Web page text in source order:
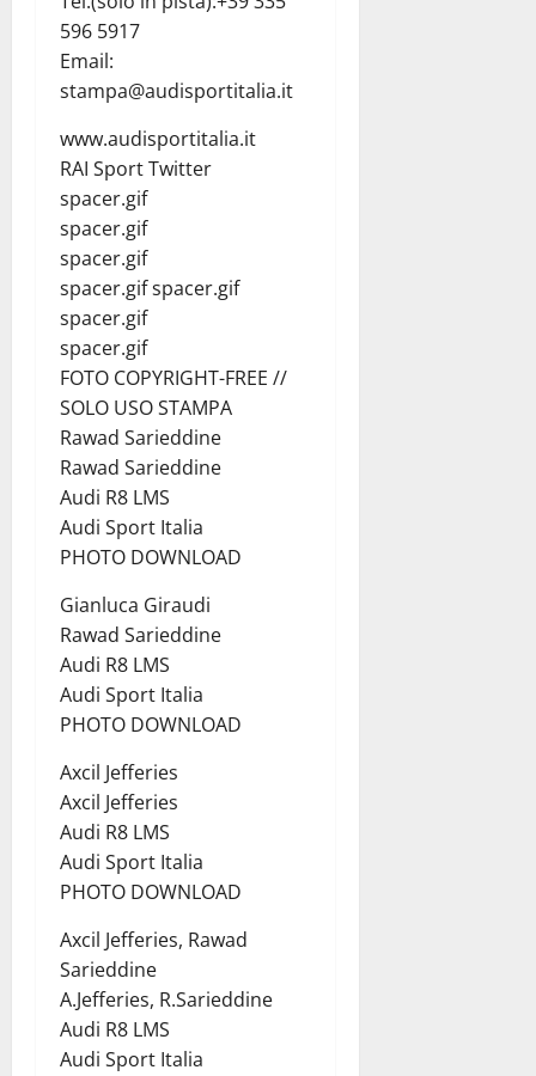
596 5917
Email:
stampa@audisportitalia.it
www.audisportitalia.it
RAI Sport Twitter
spacer.gif
spacer.gif
spacer.gif
spacer.gif spacer.gif
spacer.gif
spacer.gif
FOTO COPYRIGHT-FREE //
SOLO USO STAMPA
Rawad Sarieddine
Rawad Sarieddine
Audi R8 LMS
Audi Sport Italia
PHOTO DOWNLOAD
Gianluca Giraudi
Rawad Sarieddine
Audi R8 LMS
Audi Sport Italia
PHOTO DOWNLOAD
Axcil Jefferies
Axcil Jefferies
Audi R8 LMS
Audi Sport Italia
PHOTO DOWNLOAD
Axcil Jefferies, Rawad
Sarieddine
A.Jefferies, R.Sarieddine
Audi R8 LMS
Audi Sport Italia